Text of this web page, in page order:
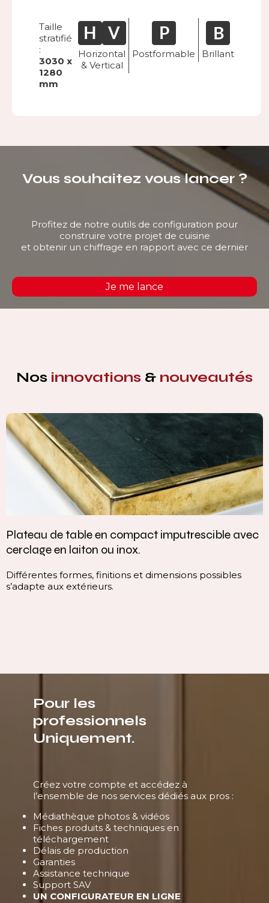
Taille
stratifié
:
3030 x
1280
mm
Horizontal
& Vertical
Postformable Brillant
Vous souhaitez vous lancer ?
Profitez de notre outils de configuration pour
construire votre projet de cuisine
et obtenir un chiffrage en rapport avec ce dernier
Je me lance
Nos innovations & nouveautés
Plateau de table en compact imputrescible avec
cerclage en laiton ou inox.
Différentes formes, finitions et dimensions possibles
s’adapte aux extérieurs.
Pour les
professionnels
Uniquement.
Créez votre compte et accédez à
l’ensemble de nos services dédiés aux pros :
Médiathèque photos & vidéos
Fiches produits & techniques en
téléchargement
Délais de production
Garanties
Assistance technique
Support SAV
UN CONFIGURATEUR EN LIGNE